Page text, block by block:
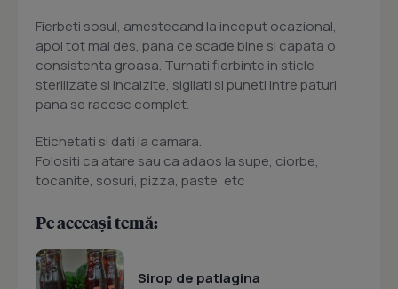
Fierbeti sosul, amestecand la inceput ocazional,
apoi tot mai des, pana ce scade bine si capata o
consistenta groasa. Turnati fierbinte in sticle
sterilizate si incalzite, sigilati si puneti intre paturi
pana se racesc complet.
Etichetati si dati la camara.
Folositi ca atare sau ca adaos la supe, ciorbe,
tocanite, sosuri, pizza, paste, etc
Pe aceeași temă:
Sirop de patlagina